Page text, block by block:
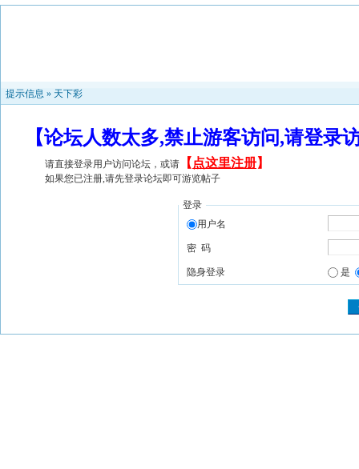
提示信息 » 天下彩
【论坛人数太多,禁止游客访问,请登
请直接登录用户访问论坛，或请 【 点这里注册】
如果您已注册,请先登录论坛即可游览帖子
登录
用户名
密 码
隐身登录 是